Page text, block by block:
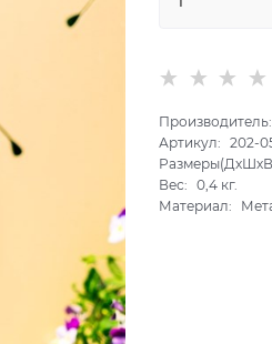
Артикул:
202-
Вес:
0,4 кг.
Материал: